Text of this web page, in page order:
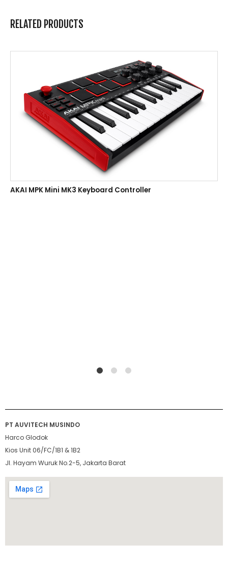
RELATED PRODUCTS
AKAI MPK Mini MK3 Keyboard Controller
PT AUVITECH MUSINDO
Harco Glodok
Kios Unit 06/FC/1B1 & 1B2
Jl. Hayam Wuruk No.2-5, Jakarta Barat